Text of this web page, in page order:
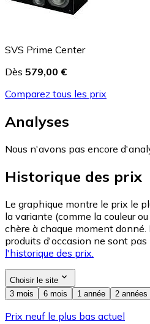
SVS Prime Center
Dès 579,00 €
Comparez tous les prix
Analyses
Nous n'avons pas encore
Historique des prix
Le graphique montre le prix le
la variante (comme la couleur
chère à chaque moment
produits d'occasion ne sont pas
l'historique des prix.
Choisir le site
3 mois
6 mois 1 année 2 années
Prix neuf le plus bas actuel